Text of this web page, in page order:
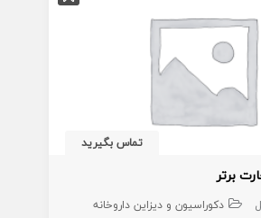
تماس بگیرید
برتر
دکوراسیون و دیزاین داروخانه